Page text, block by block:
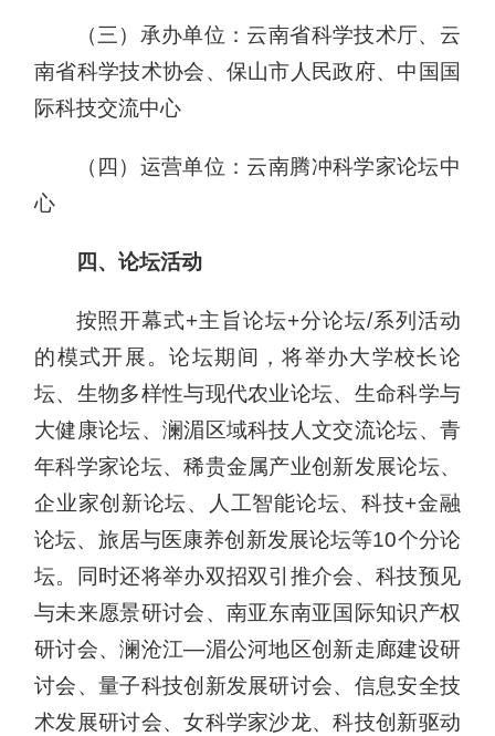
（三）承办单位：云南省科学技术厅、云
南省科学技术协会、保山市人民政府、中国国
际科技交流中心
（四）运营单位：云南腾冲科学家论坛中
心
四、论坛活动
按照开幕式+主旨论坛+分论坛/系列活动
的模式开展。论坛期间，将举办大学校长论
坛、生物多样性与现代农业论坛、生命科学与
大健康论坛、澜湄区域科技人文交流论坛、青
年科学家论坛、稀贵金属产业创新发展论坛、
企业家创新论坛、人工智能论坛、科技+金融
论坛、旅居与医康养创新发展论坛等10个分论
坛。同时还将举办双招双引推介会、科技预见
与未来愿景研讨会、南亚东南亚国际知识产权
研讨会、澜沧江—湄公河地区创新走廊建设研
讨会、量子科技创新发展研讨会、信息安全技
术发展研讨会、女科学家沙龙、科技创新驱动